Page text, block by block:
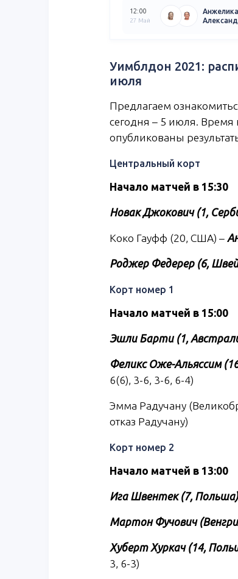
12:00
27 Май
Уимблдон 2021:
июля
Предлагаем
сегодня – 5 июля. Время
опубликованы
Центральный корт
Начало матчей в 15:30
Новак Джокович (1,
Коко Гауфф (20, США) –
Роджер Федерер (6,
Корт номер 1
Начало матчей в 15:00
Эшли Барти (1,
Феликс Оже-Альяссим
6(6), 3-6, 3-6, 6-4)
Эмма Радучану
отказ Радучану)
Корт номер 2
Начало матчей в 13:00
Ига Швентек (7, Польша)
Мартон Фучович
Хуберт Хуркач (14,
3, 6-3)